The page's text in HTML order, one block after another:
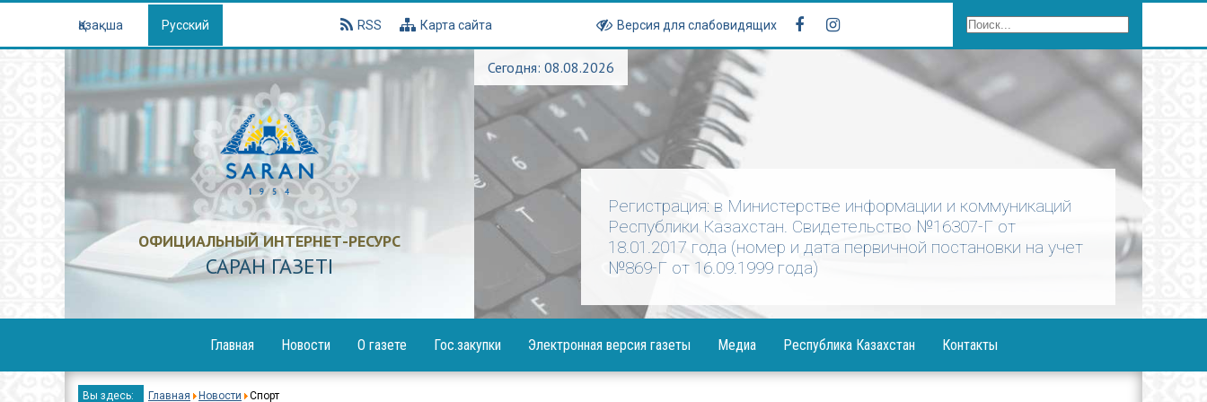
Қазақша Русский RSS Карта сайта Версия для слабовидящих
ОФИЦИАЛЬНЫЙ ИНТЕРНЕТ-РЕСУРС
САРАН ГАЗЕТI
Сегодня: 08.08.2026
Регистрация: в Министерстве информации и коммуникаций
Республики Казахстан. Свидетельство №16307-Г от
18.01.2017 года (номер и дата первичной постановки на учет
№869-Г от 16.09.1999 года)
Главная
Новости
Образование
О газете
Гос.закупки
Объявления
Электронная версия газеты
Медиа
Фотогалерея
Республика Казахстан
Послания Президента
Контакты
Вы здесь: Главная Новости Спорт